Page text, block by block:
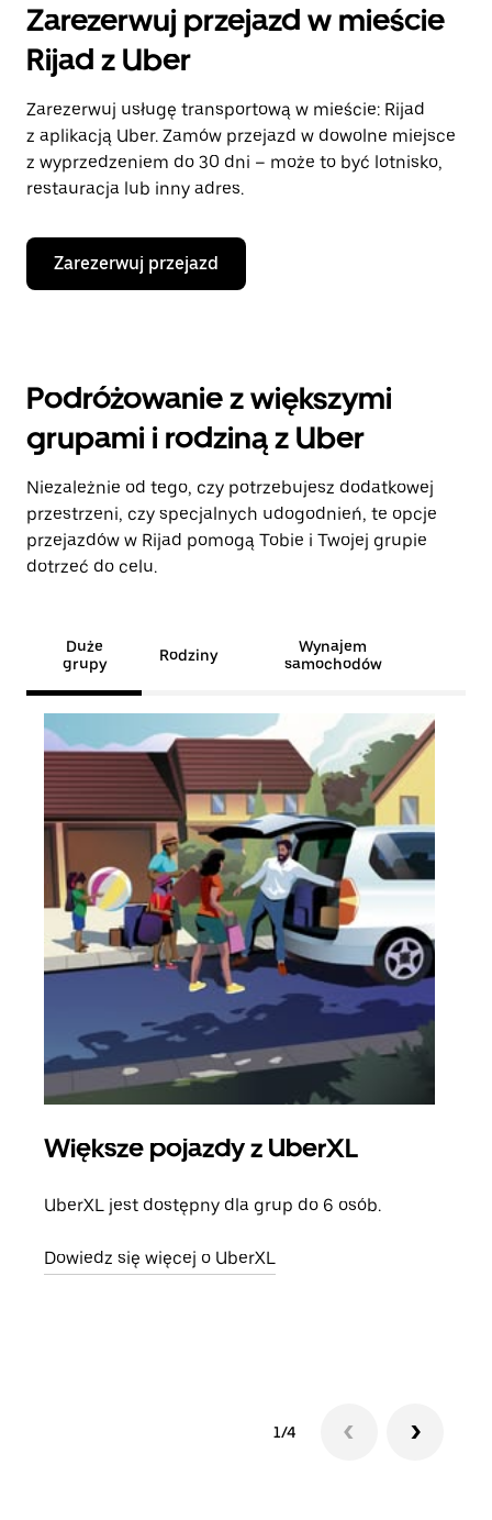
Zarezerwuj przejazd w mieście
Rijad z Uber
Zarezerwuj usługę transportową w mieście: Rijad
z aplikacją Uber. Zamów przejazd w dowolne miejsce
z wyprzedzeniem do 30 dni – może to być lotnisko,
restauracja lub inny adres.
Zarezerwuj przejazd
Podróżowanie z większymi
grupami i rodziną z Uber
Niezależnie od tego, czy potrzebujesz dodatkowej
przestrzeni, czy specjalnych udogodnień, te opcje
przejazdów w Rijad pomogą Tobie i Twojej grupie
dotrzeć do celu.
Duże
grupy
Rodziny
Wynajem
samochodów
Większe pojazdy z UberXL
UberXL jest dostępny dla grup do 6 osób.
Dowiedz się więcej o UberXL
1/4